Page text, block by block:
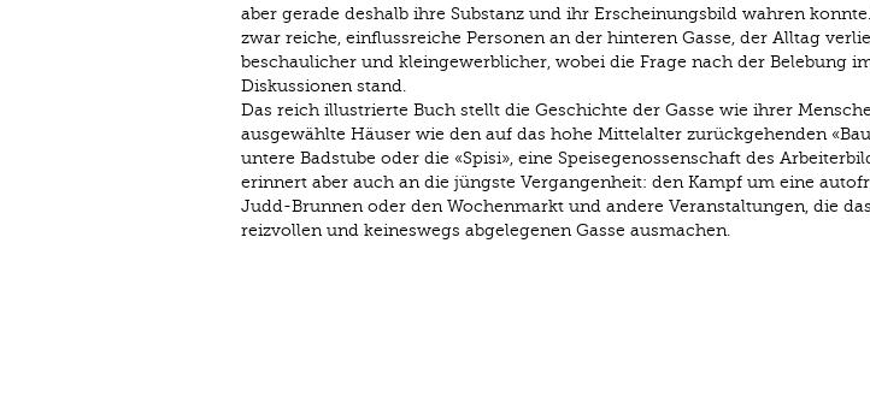
aber gerade deshalb ihre Substanz und ihr Erscheinungsbild wahren
zwar reiche, einflussreiche Personen an der hinteren Gasse, der Alltag
beschaulicher und kleingewerblicher, wobei die Frage nach der Belebung
Diskussionen stand.
Das reich illustrierte Buch stellt die Geschichte der Gasse wie ihrer
ausgewählte Häuser wie den auf das hohe Mittelalter zurückgehenden
untere Badstube oder die «Spisi», eine Speisegenossenschaft des
erinnert aber auch an die jüngste Vergangenheit: den Kampf um eine
Judd-Brunnen oder den Wochenmarkt und andere Veranstaltungen, die
reizvollen und keineswegs abgelegenen Gasse ausmachen.